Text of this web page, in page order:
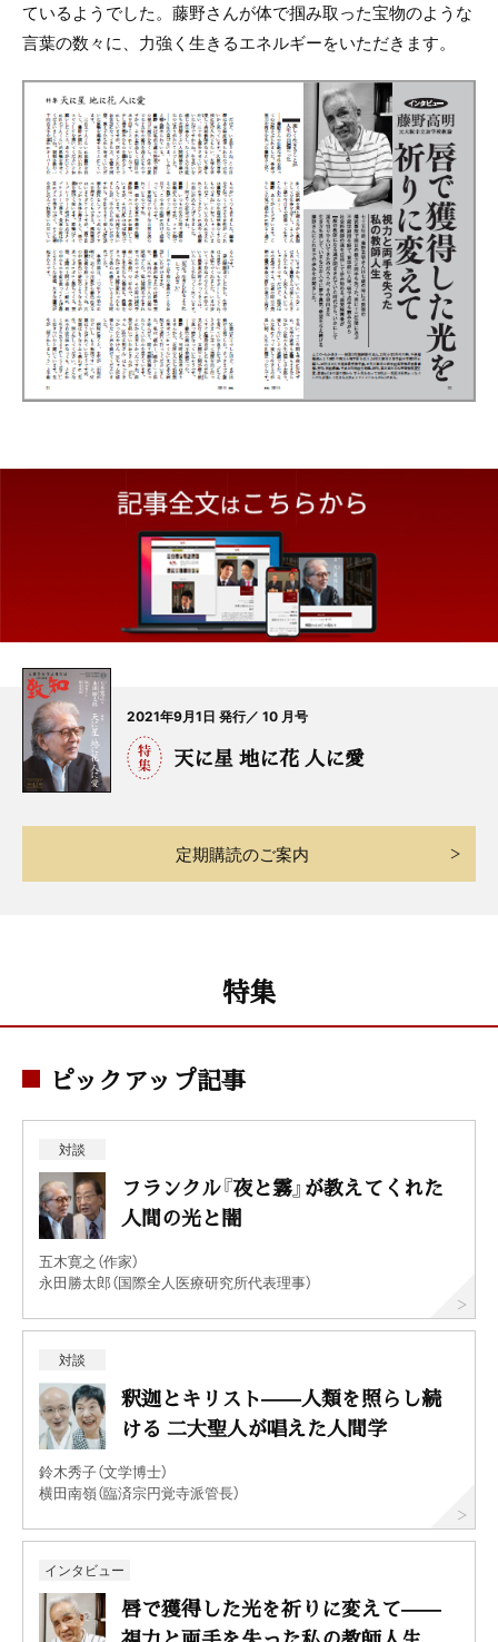
ているようでした。藤野さんが体で掴み取った宝物のような
言葉の数々に、力強く生きるエネルギーをいただきます。
2021年9月1日 発行／ 10 月号
天に星 地に花 人に愛
定期購読のご案内
特集
ピックアップ記事
対談
フランクル『夜と霧』が教えてくれた
人間の光と闇
五木寛之（作家）
永田勝太郎（国際全人医療研究所代表理事）
対談
釈迦とキリスト——人類を照らし続
ける 二大聖人が唱えた人間学
鈴木秀子（文学博士）
横田南嶺（臨済宗円覚寺派管長）
インタビュー
唇で獲得した光を祈りに変えて——